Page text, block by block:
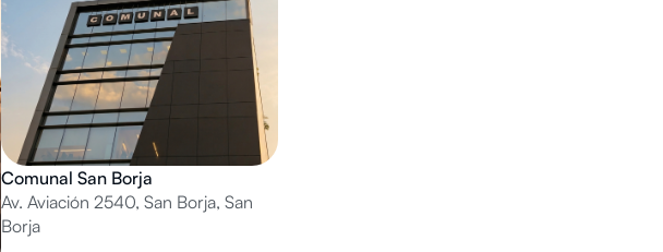
Comunal San Borja
Av. Aviación 2540, San Borja, San
Borja